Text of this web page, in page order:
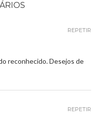
reconhecido. Desejos de
REPETIR
REPETIR